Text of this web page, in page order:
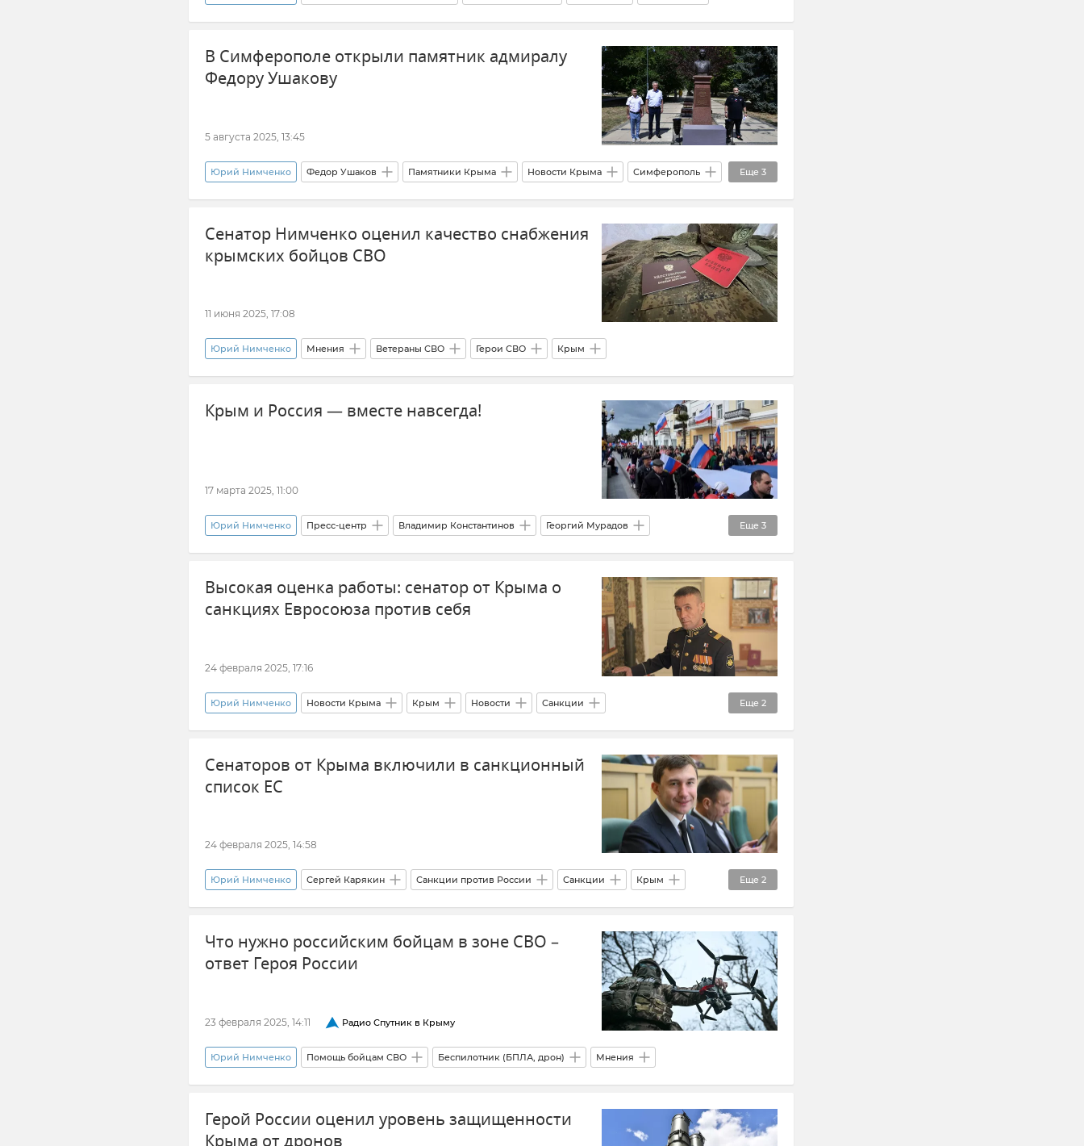
В Симферополе открыли памятник адмиралу
Федору Ушакову
5 августа 2025, 13:45
Еще 3
Юрий Нимченко Федор Ушаков Памятники Крыма Новости Крыма Симферополь
История Армия и флот Память
Сенатор Нимченко оценил качество снабжения
крымских бойцов СВО
11 июня 2025, 17:08
Юрий Нимченко Мнения Ветераны СВО Герои СВО Крым
Крым и Россия — вместе навсегда!
17 марта 2025, 11:00
Еще 3
Юрий Нимченко Пресс-центр Владимир Константинов Георгий Мурадов
Сергей Карякин Константин Бахарев Михаил Шеремет
Высокая оценка работы: сенатор от Крыма о
санкциях Евросоюза против себя
24 февраля 2025, 17:16
Еще 2
Юрий Нимченко Новости Крыма Крым Новости Санкции
Европейский Союз (ЕС) Крым под санкциями
Сенаторов от Крыма включили в санкционный
список ЕС
24 февраля 2025, 14:58
Еще 2
Юрий Нимченко Сергей Карякин Санкции против России Санкции Крым
Европейский Союз (ЕС) Новости
Что нужно российским бойцам в зоне СВО –
ответ Героя России
23 февраля 2025, 14:11 Радио Спутник в Крыму
Юрий Нимченко Помощь бойцам СВО Беспилотник (БПЛА, дрон) Мнения
Герой России оценил уровень защищенности
Крыма от дронов